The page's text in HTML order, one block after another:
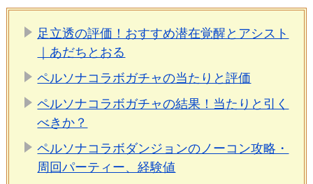
足立透の評価！おすすめ潜在覚醒とアシスト
｜あだちとおる
ペルソナコラボガチャの当たりと評価
ペルソナコラボガチャの結果！当たりと引く
べきか？
ペルソナコラボダンジョンのノーコン攻略・
周回パーティー、経験値